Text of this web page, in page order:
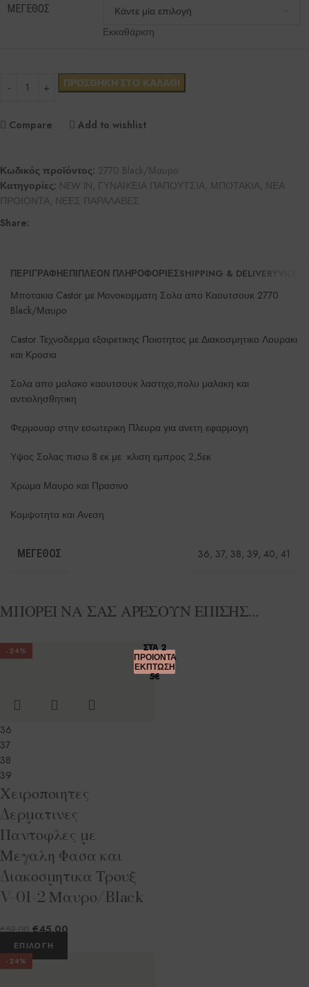
ΜΈΓΕΘΟΣ
Εκκαθάριση
ΠΡΟΣΘΉΚΗ ΣΤΟ ΚΑΛΆΘΙ
Compare Add to wishlist
Κωδικός προϊόντος: 2770 Black/Μαυρο
Κατηγορίες: NEW IN, ΓΥΝΑΙΚΕΙΑ ΠΑΠΟΥΤΣΙΑ, ΜΠΟΤΑΚΙΑ, ΝΕΑ
ΠΡΟΙΟΝΤΑ, ΝΕΕΣ ΠΑΡΑΛΑΒΕΣ
Share:
ΠΕΡΙΓΡΑΦΉΕΠΙΠΛΈΟΝ ΠΛΗΡΟΦΟΡΊΕΣSHIPPING & DELIVERY
Μποτακια Castor με Mονοκομματη Σολα απο Καουτσουκ 2770
Black/Μαυρο
Castor Τεχνοδερμα εξαιρετικης Ποιοτητος με Διακοσμητικο Λουρακι
και Κροσια
Σολα απο μαλακο καουτσουκ λαστιχο,πολυ μαλακη και
αντιολησθητικη
Φερμουαρ στην εσωτερικη Πλευρα για ανετη εφαρμογη
Υψος Σολας πισω 8 εκ με κλιση εμπρος 2,5εκ
Χρωμα Μαυρο και Πρασινο
Κομψοτητα και Ανεση
ΜΈΓΕΘΟΣ 36, 37, 38, 39, 40, 41
ΜΠΟΡΕΙ ΝΑ ΣΑΣ ΑΡΕΣΟΥΝ ΕΠΙΣΗΣ…
-24% ΣΤΑ 2
ΠΡΟΙΟΝΤΑ
ΕΚΠΤΩΣΗ
5€
36
37
38
39
Χειροποιητες
Δερματινες
Παντοφλες με
Μεγαλη Φασα και
Διακοσμητικα Τρουξ
V-01-2 Μαυρο/Black
€59.00 €45.00
ΕΠΙΛΟΓΉ
-24%
ΣΤΑ 2
ΠΡΟΙΟΝΤΑ
ΕΚΠΤΩΣΗ
5€
ΣΤΑ 2
ΠΡΟΙΟΝΤΑ
ΕΚΠΤΩΣΗ
5€
ΣΤΑ 2
ΠΡΟΙΟΝΤΑ
ΕΚΠΤΩΣΗ
5€
ΣΤΑ 2
ΠΡΟΙΟΝΤΑ
ΕΚΠΤΩΣΗ
5€